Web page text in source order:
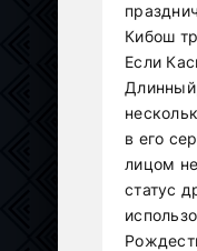
Кибош
Если
в его
лицом
статус